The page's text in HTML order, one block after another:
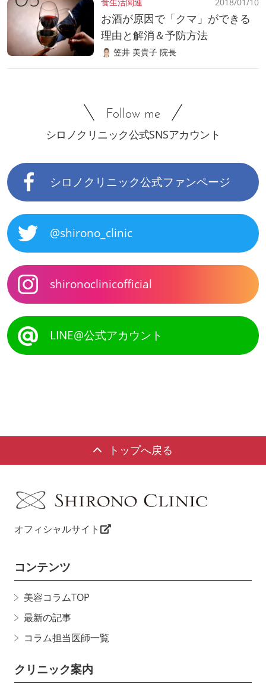
お酒が原因で「クマ」ができる
理由と解消＆予防方法
笠井 美貴子 院長
Follow me
シロノクリニック公式SNSアカウント
シロノクリニック公式ファンページ
@shirono_clinic
shironoclinicofficial
LINE@公式アカウント
トップへ戻る
オフィシャルサイト
コンテンツ
美容コラムTOP
最新の記事
コラム担当医師一覧
クリニック案内